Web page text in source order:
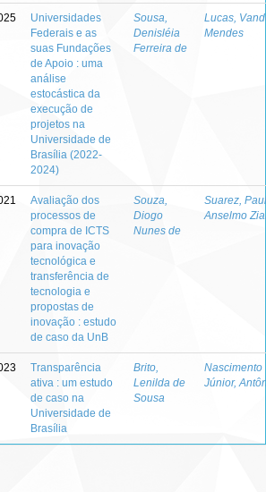
Universidades
Federais e as
suas Fundações
de Apoio : uma
análise
estocástica da
execução de
projetos na
Universidade de
Brasília (2022-
2024)
Sousa,
Denisléia
Ferreira de
Lucas,
Mendes
Avaliação dos
processos de
compra de ICTS
para inovação
tecnológica e
transferência de
tecnologia e
propostas de
inovação : estudo
de caso da UnB
Souza,
Diogo
Nunes de
Suarez,
Anselmo
Transparência
ativa : um estudo
de caso na
Universidade de
Brasília
Brito,
Lenilda de
Sousa
Nascimento
Júnior,